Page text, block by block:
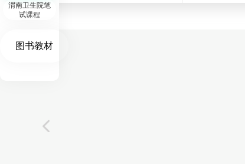
渭南卫生院笔
试课程
图书教材